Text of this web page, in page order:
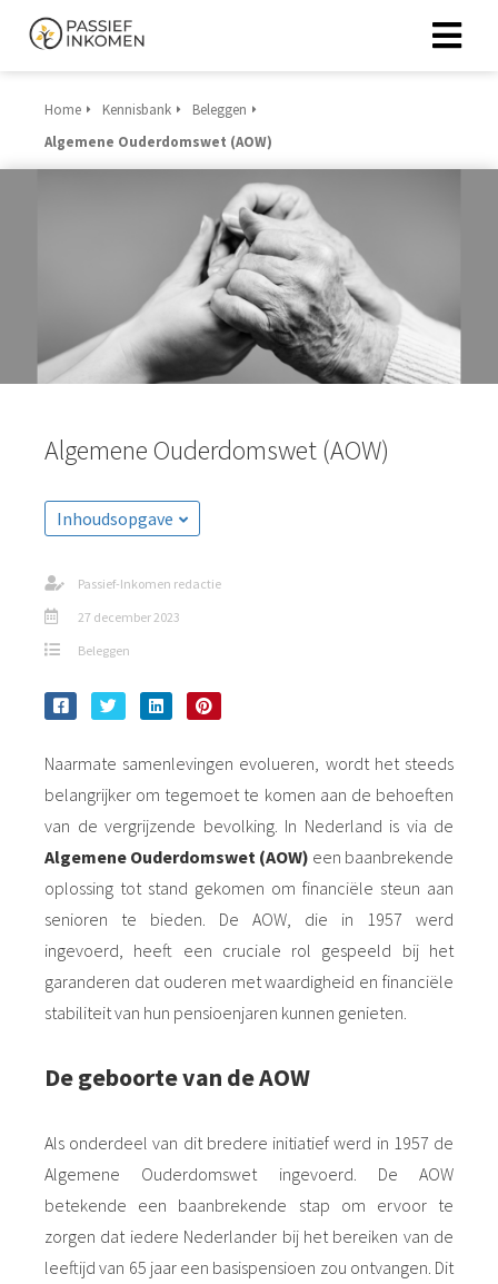
Home Kennisbank
Beleggen
Algemene Ouderdomswet (AOW)
Algemene Ouderdomswet (AOW)
Inhoudsopgave
Passief-Inkomen redactie
27 december 2023
Beleggen
Naarmate samenlevingen evolueren, wordt het steeds
belangrijker om tegemoet te komen aan de behoeften
van de vergrijzende bevolking. In Nederland is via de
Algemene Ouderdomswet (AOW) een baanbrekende
oplossing tot stand gekomen om financiële steun aan
senioren te bieden. De AOW, die in 1957 werd
ingevoerd, heeft een cruciale rol gespeeld bij het
garanderen dat ouderen met waardigheid en financiële
stabiliteit van hun pensioenjaren kunnen genieten.
De geboorte van de AOW
Als onderdeel van dit bredere initiatief werd in 1957 de
Algemene Ouderdomswet ingevoerd. De AOW
betekende een baanbrekende stap om ervoor te
zorgen dat iedere Nederlander bij het bereiken van de
leeftijd van 65 jaar een basispensioen zou ontvangen. Dit